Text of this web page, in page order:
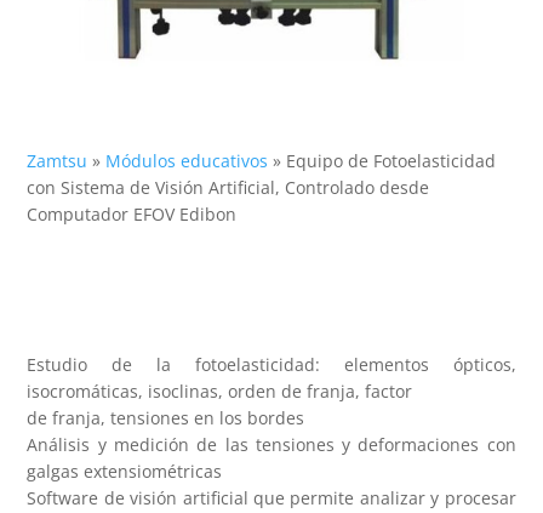
Zamtsu » Módulos educativos » Equipo de Fotoelasticidad
con Sistema de Visión Artificial, Controlado desde
Computador EFOV Edibon
Estudio de la fotoelasticidad: elementos ópticos,
isocromáticas, isoclinas, orden de franja, factor
de franja, tensiones en los bordes
Análisis y medición de las tensiones y deformaciones con
galgas extensiométricas
Software de visión artificial que permite analizar y procesar